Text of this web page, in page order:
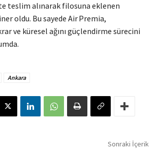
teslim alınarak filosuna eklenen
oldu. Bu sayede Air Premia,
ve küresel ağını güçlendirme sürecini
Ankara
Sonraki İçerik